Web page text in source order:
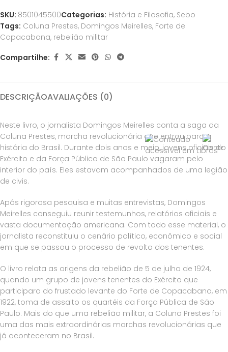
SKU: 8501045500Categorias: História e Filosofia, Sebo
Tags: Coluna Prestes, Domingos Meirelles, Forte de
Copacabana, rebelião militar
Compartilhe:
DESCRIÇÃOAVALIAÇÕES (0)
Neste livro, o jornalista Domingos Meirelles conta a saga da
Coluna Prestes, marcha revolucionária que entrou para a
história do Brasil. Durante dois anos e meio, jovens oficiais do
Exército e da Força Pública de São Paulo vagaram pelo
interior do país. Eles estavam acompanhados de uma legião
de civis.
Após rigorosa pesquisa e muitas entrevistas, Domingos
Meirelles conseguiu reunir testemunhos, relatórios oficiais e
vasta documentação americana. Com todo esse material, o
jornalista reconstituiu o cenário político, econômico e social
em que se passou o processo de revolta dos tenentes.
O livro relata as origens da rebelião de 5 de julho de 1924,
quando um grupo de jovens tenentes do Exército que
participara do frustado levante do Forte de Copacabana, em
1922, toma de assalto os quartéis da Força Pública de São
Paulo. Mais do que uma rebelião militar, a Coluna Prestes foi
uma das mais extraordinárias marchas revolucionárias que
já aconteceram no Brasil.